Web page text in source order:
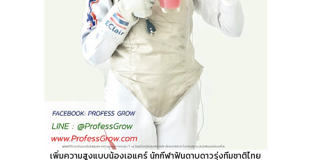
เพิ่มความสูงแบบน้องเอแคร์นักกีฬาฟันดาบดาวรุ่งทีมชาติไทย